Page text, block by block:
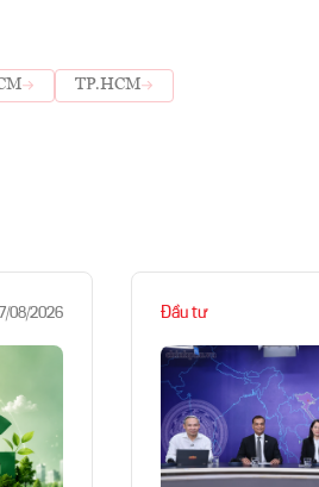
TP.HCM
08/2026 Đầu tư